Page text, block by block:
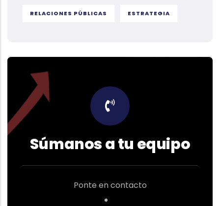
RELACIONES PÚBLICAS ESTRATEGIA
Súmanos a tu equipo
Ponte en contacto